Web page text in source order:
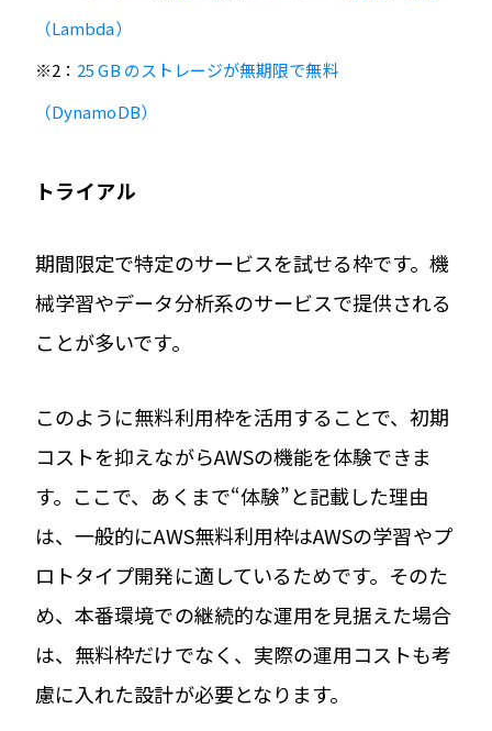
（Lambda）
※2： 25 GB のストレージが無期限で無料
（DynamoDB）
トライアル
期間限定で特定のサービスを試せる枠です。機
械学習やデータ分析系のサービスで提供される
ことが多いです。
このように無料利用枠を活用することで、初期
コストを抑えながらAWSの機能を体験できま
す。ここで、あくまで“体験”と記載した理由
は、一般的にAWS無料利用枠はAWSの学習やプ
ロトタイプ開発に適しているためです。そのた
め、本番環境での継続的な運用を見据えた場合
は、無料枠だけでなく、実際の運用コストも考
慮に入れた設計が必要となります。